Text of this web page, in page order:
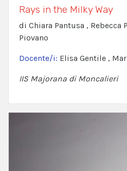
Rays in the Milky Way
di Chiara Pantusa , Rebecca
Piovano
Docente/i: Elisa Gentile ,
IIS Majorana di Moncalieri